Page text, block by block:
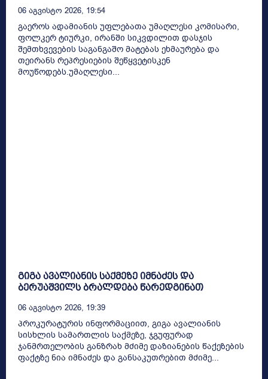
06 Აგვისტო 2026, 19:54
გაეროს ადამიანის უფლებათა უმაღლესი კომისარი,
ფოლკერ ტიურკი, ირანში სიკვდილით დასჯის
შემთხვევების საგანგაშო მატებას ეხმაურება და
თეირანს რეპრესიების შეწყვეტისკენ
მოუწოდებს.უმაღლესი...
გიგა ავალიანის საქმეზე იმნაძეს და
ბერუაშვილს ბრალდება წარედგინათ
06 Აგვისტო 2026, 19:39
პროკურატურის ინფორმაციით, გიგა ავალიანის
სისხლის სამართლის საქმეზე, ჯგუფურად
ჯანმრთელობის განზრახ მძიმე დაზიანების წაქეზების
ფაქტზე ნია იმნაძეს და განსაკუთრებით მძიმე...